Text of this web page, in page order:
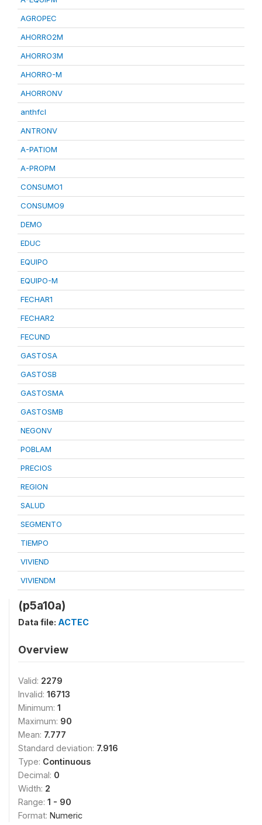
AGROPEC
AHORRO2M
AHORRO3M
AHORRO-M
AHORRONV
anthfcl
ANTRONV
A-PATIOM
A-PROPM
CONSUMO1
CONSUMO9
DEMO
EDUC
EQUIPO
EQUIPO-M
FECHAR1
FECHAR2
FECUND
GASTOSA
GASTOSB
GASTOSMA
GASTOSMB
NEGONV
POBLAM
PRECIOS
REGION
SALUD
SEGMENTO
TIEMPO
VIVIEND
VIVIENDM
(p5a10a)
Data file: ACTEC
Overview
Valid: 2279
Invalid: 16713
Minimum: 1
Maximum: 90
Mean: 7.777
Standard deviation: 7.916
Type: Continuous
Decimal: 0
Width: 2
Range: 1 - 90
Format: Numeric